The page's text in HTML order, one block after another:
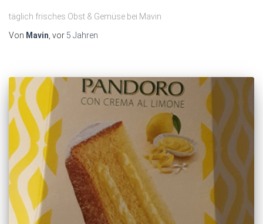
täglich frisches Obst & Gemüse bei Mavin
Von Mavin , vor 5 Jahren